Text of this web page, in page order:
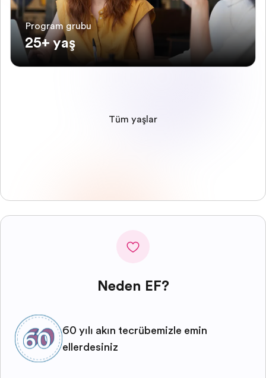
Program grubu
25+ yaş
Tüm yaşlar
Neden EF?
60 yılı aşkın tecrübemizle emin
ellerdesiniz